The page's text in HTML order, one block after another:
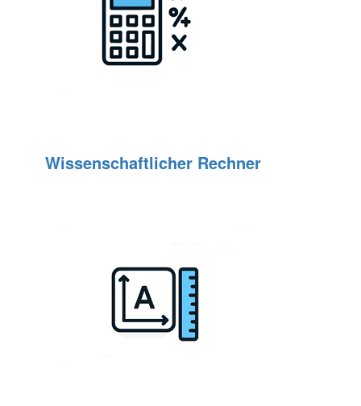
Wissenschaftlicher Rechner